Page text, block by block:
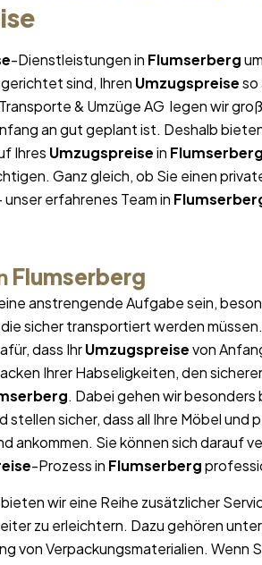
-Dienstleistungen in Flumserberg
sind, Ihren Umzugspreiseso
& Umzüge AG legen wir
an gut geplant ist. Deshalb
Ihres Umzugspreisein Flumserberg
Ganz gleich, ob Sie einen
unser erfahrenes Team in
Flumserberg
anstrengende Aufgabe sein,
sicher transportiert werden
dass IhrUmzugspreisevon
Ihrer Habseligkeiten, den
. Dabei gehen wir
stellen sicher, dass all Ihre Möbel und
ankommen. Sie können sich darauf
-Prozess in Flumserberg
wir eine Reihe zusätzlicher
zu erleichtern. Dazu gehören
von Verpackungsmaterialien. Wenn